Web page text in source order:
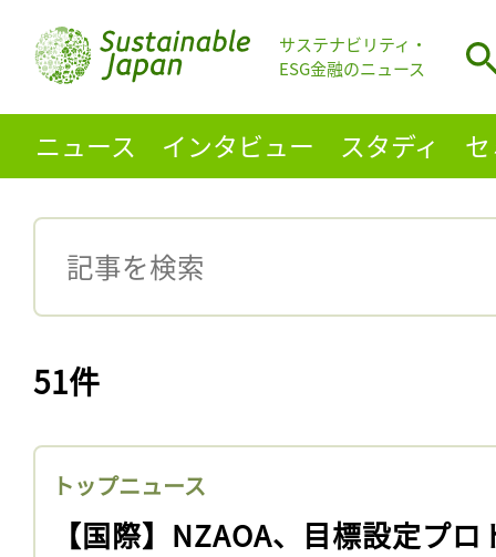
サステナビリティ・
ESG金融のニュース
ニュース インタビュー スタディ
51件
トップニュース
【国際】NZAOA、目標設定プロ